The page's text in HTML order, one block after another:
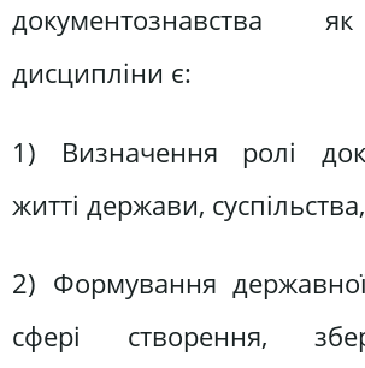
документознавства
дисципліни є:
1) Визначення ролі
житті держави,
2) Формування
сфері створення,